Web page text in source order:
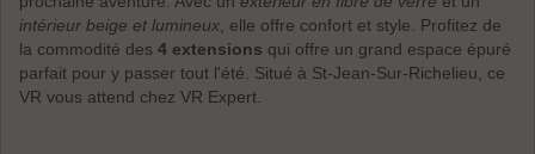
intérieur beige et lumineux , elle offre confort et style. Profitez de
la commodité des 4 extensions qui offre un grand espace épuré
parfait pour y passer tout l'été. Situé à St-Jean-Sur-Richelieu, ce
VR vous attend chez VR Expert.